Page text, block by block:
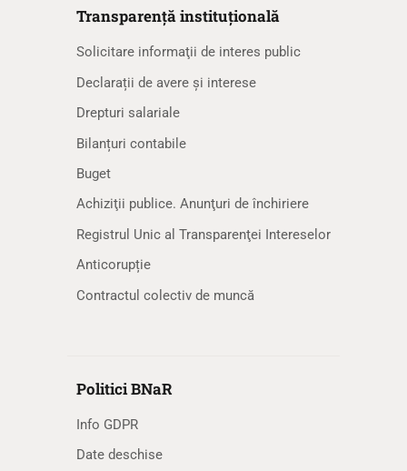
Transparență instituțională
Solicitare informaţii de interes public
Declarații de avere și interese
Drepturi salariale
Bilanțuri contabile
Buget
Achiziţii publice. Anunţuri de închiriere
Registrul Unic al Transparenţei Intereselor
Anticorupție
Contractul colectiv de muncă
Politici BNaR
Info GDPR
Date deschise